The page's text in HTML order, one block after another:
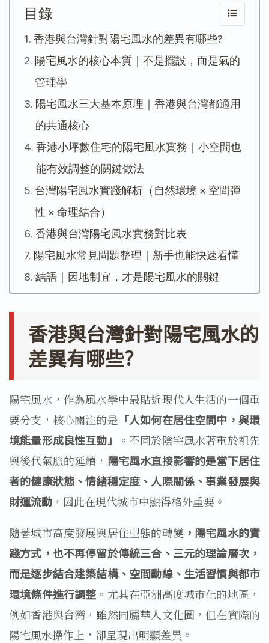
目錄
香港與台灣針對陽宅風水的差異有哪些?
陽宅風水的核心本質｜不是擺設，而是氣的
管理學
陽宅風水三大基本原理｜香港與台灣都適用
的共通核心
香港小坪數住宅的陽宅風水實務｜小空間也
能有效調整的關鍵做法
台灣陽宅風水實踐解析（自然環境 × 空間彈
性 × 命理結合）
香港與台灣陽宅風水實務對比表
陽宅風水常見問題整理｜新手也能快速看懂
結語｜因地制宜，才是陽宅風水的關鍵
香港與台灣針對陽宅風水的
差異有哪些?
陽宅風水，作為風水學中最貼近現代人生活的一個重
要分支，核心關注的是 「人如何在居住空間中，與環
境能量形成良性互動」
。不同於陰宅風水著重於祖先
與後代氣脈的延續， 陽宅風水直接影響的是當下居住
者的健康狀態、情緒穩定度、人際關係、事業發展與
財運流動 ，因此在現代城市中顯得格外重要。
隨著城市高度發展與居住型態的轉變 ，陽宅風水的實
踐方式，也不再停留於傳統三合、三元的理論層次，
而是逐步結合建築結構、空間動線、生活習慣與都市
環境條件進行調整 。尤其在亞洲高度城市化的地區，
例如香港與台灣，雖然同屬華人文化圈，但在實際的
陽宅風水操作上，卻呈現出明顯差異。